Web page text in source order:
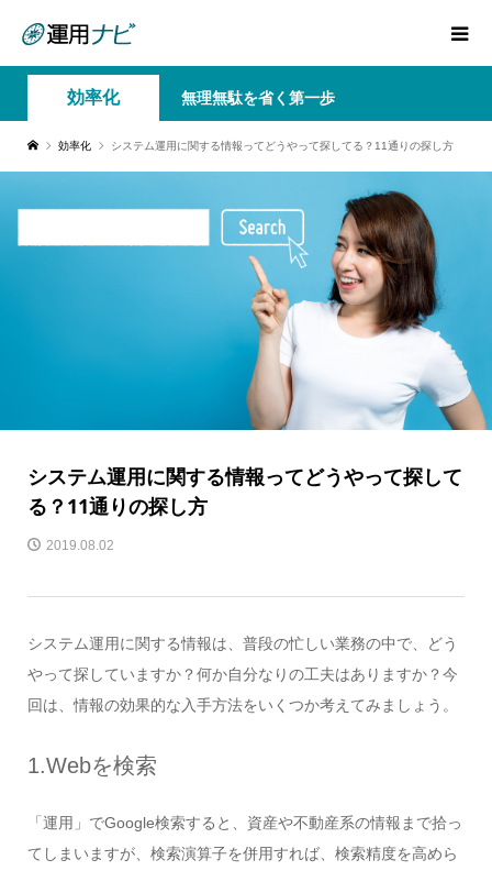
効率化 無理無駄を省く第一歩
効率化 システム運用に関する情報ってどうやって探してる？11通りの探し方
システム運用に関する情報ってどうやって探して
る？11通りの探し方
2019.08.02
システム運用に関する情報は、普段の忙しい業務の中で、どう
やって探していますか？何か自分なりの工夫はありますか？今
回は、情報の効果的な入手方法をいくつか考えてみましょう。
1.Webを検索
「運用」でGoogle検索すると、資産や不動産系の情報まで拾っ
てしまいますが、検索演算子を併用すれば、検索精度を高めら